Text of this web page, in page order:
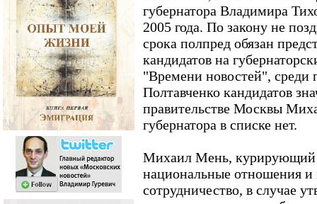
губернатора Владимира
2005 года. По закону не
срока полпред обязан
кандидатов на
"Времени новостей", среди
Полтавченко кандидатов
правительстве Москвы
губернатора в списке нет.
Михаил Мень, курирующий
национальные отношения и
сотрудничество, в случае